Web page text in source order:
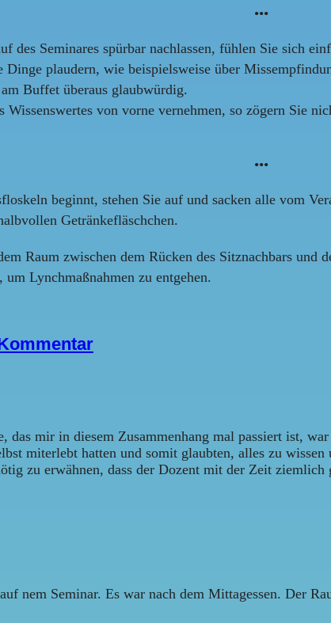
•••
des Seminares spürbar nachlassen, fühlen Sie sich
Dinge plaudern, wie beispielsweise über
Buffet überaus glaubwürdig.
von vorne vernehmen, so zögern Sie
•••
beginnt, stehen Sie auf und sacken alle vom
Getränkefläschchen.
Raum zwischen dem Rücken des Sitznachbars und
Lynchmaßnahmen zu entgehen.
das mir in diesem Zusammenhang mal passiert ist,
miterlebt hatten und somit glaubten, alles zu
zu erwähnen, dass der Dozent mit der Zeit
nem Seminar. Es war nach dem Mittagessen. Der